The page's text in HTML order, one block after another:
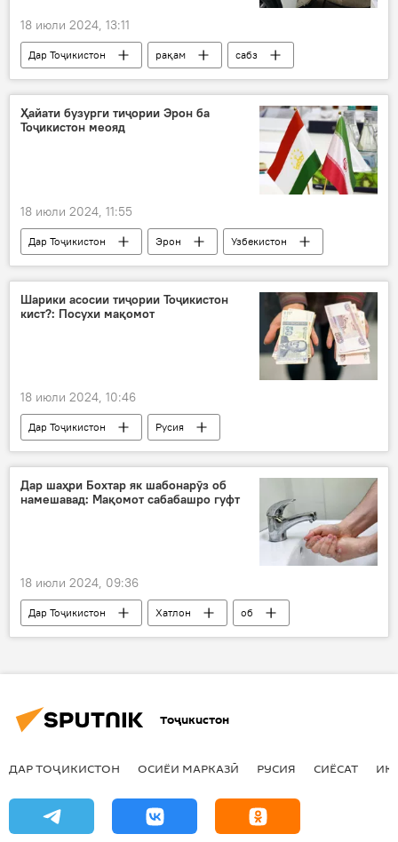
18 июли 2024, 13:11
Дар Тоҷикистон рақам
сабз
Нақлиёт
мусофиркашонӣ
Ҳайати бузурги тиҷории Эрон ба
Тоҷикистон меояд
18 июли 2024, 11:55
Дар Тоҷикистон Эрон
Узбекистон
ҳамкорӣ
тиҷорат
Шарики асосии тиҷории Тоҷикистон
кист?: Посухи мақомот
18 июли 2024, 10:46
Дар Тоҷикистон
Русия
шарики асосӣ
шарикони иқтисодӣ
тиҷорат
Иқтисод табодули мол
Дар шаҳри Бохтар як шабонарӯз об
намешавад: Мақомот сабабашро гуфт
18 июли 2024, 09:36
Дар Тоҷикистон Хатлон
об
қатъ
Бохтар
обрасонӣ
Тоҷикистон
ДАР ТОҶИКИСТОН ОСИЁИ МАРКАЗӢ РУСИЯ СИЁСАТ